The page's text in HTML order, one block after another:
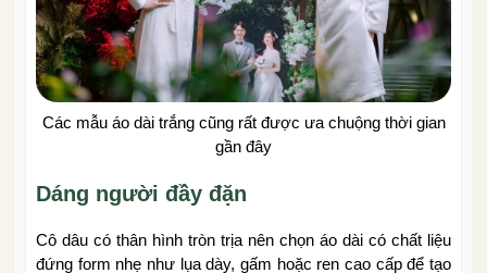
Các mẫu áo dài trắng cũng rất được ưa chuộng thời gian
gần đây
Dáng người đầy đặn
Cô dâu có thân hình tròn trịa nên chọn áo dài có chất liệu
đứng form nhẹ như lụa dày, gấm hoặc ren cao cấp để tạo